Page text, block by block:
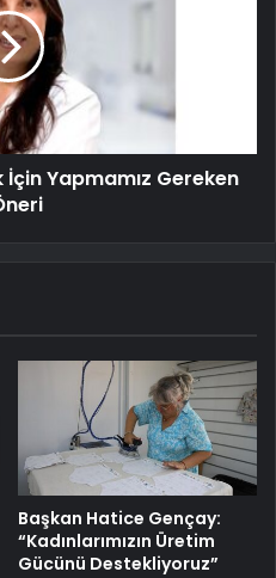
Yapmamız Gereken
Başkan Hatice Gençay:
“Kadınlarımızın Üretim
Gücünü Destekliyoruz”